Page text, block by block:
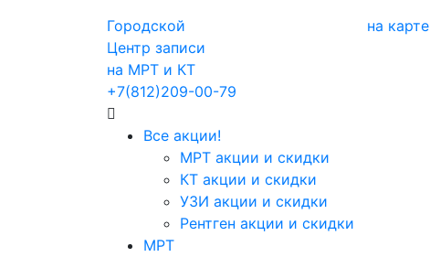
Городской
Центр записи
на МРТ и КТ
+7(812)209-00-79
на карте
Все акции!
МРТ акции и скидки
КТ акции и скидки
УЗИ акции и скидки
Рентген акции и скидки
МРТ